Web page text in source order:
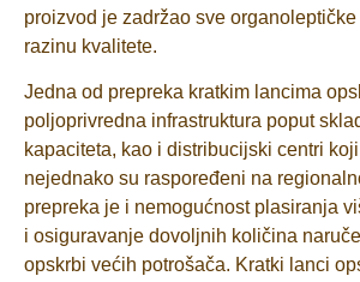
proizvod je zadržao sve
razinu kvalitete.
Jedna od prepreka kratkim lancima
poljoprivredna infrastruktura poput
kapaciteta, kao i distribucijski centri
nejednako su raspoređeni na
prepreka je i nemogućnost plasiranja
i osiguravanje dovoljnih količina
opskrbi većih potrošača. Kratki lanci